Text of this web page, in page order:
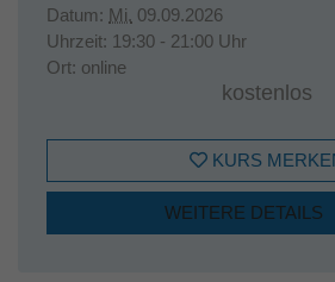
Datum: Mi. 09.09.2026
Uhrzeit: 19:30 - 21:00 Uhr
Ort: online
kostenlos
KURS
WEITERE DETAILS